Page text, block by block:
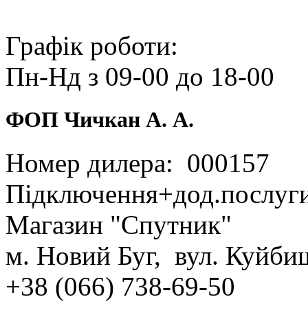
Графік роботи:
Пн‑Нд з 09‑00 до 18‑00
ФОП Чичкан А. А.
Номер дилера: 000157
Магазин "Спутник"
м. Новий Буг, вул.
+38 (066) 738‑69‑50